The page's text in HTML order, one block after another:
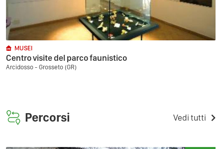
MUSEI
Centro visite del parco faunistico
Arcidosso - Grosseto (GR)
Percorsi Vedi tutti